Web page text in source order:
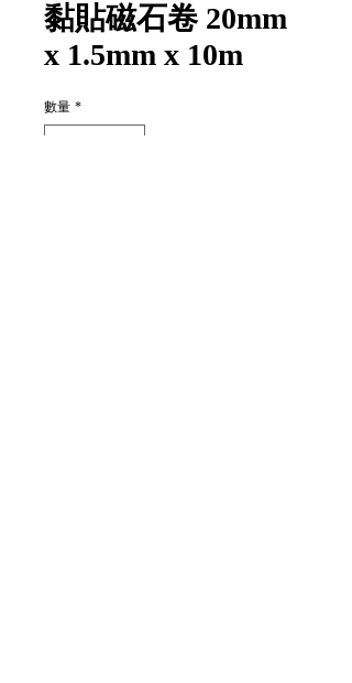
黏貼磁石卷 20mm
x 1.5mm x 10m
數量 *